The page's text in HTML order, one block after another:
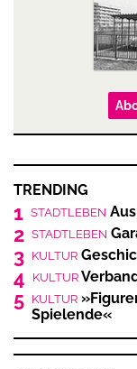
TRENDING
1 STADTLEBEN
2 STADTLEBEN
3 KULTUR
4 KULTUR
5 KULTUR
Spielende«